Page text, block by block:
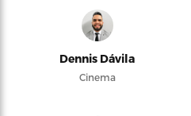
Dennis Dávila
Cinema